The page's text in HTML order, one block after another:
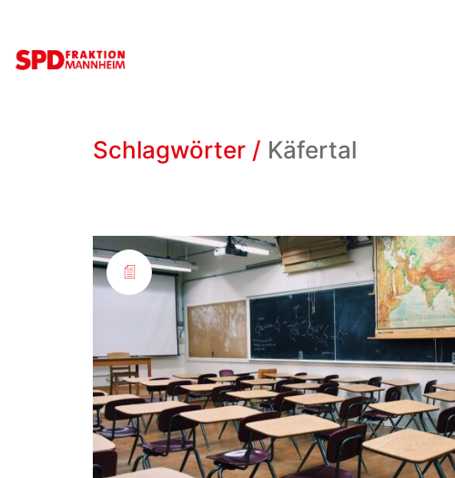
Schlagwörter / Käfertal